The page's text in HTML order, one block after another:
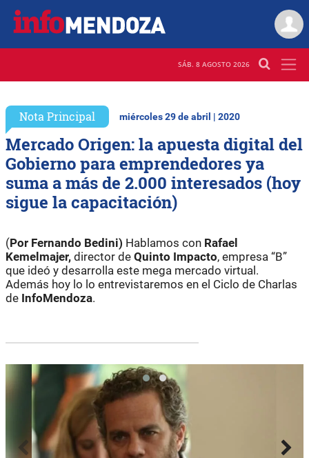
SÁB. 8 AGOSTO 2026
Nota Principal miércoles 29 de abril | 2020
Mercado Origen: la apuesta digital del
Gobierno para emprendedores ya
suma a más de 2.000 interesados (hoy
sigue la capacitación)
(Por Fernando Bedini) Hablamos con Rafael
Kemelmajer, director de Quinto Impacto, empresa “B”
que ideó y desarrolla este mega mercado virtual.
Además hoy lo lo entrevistaremos en el Ciclo de Charlas
de InfoMendoza.